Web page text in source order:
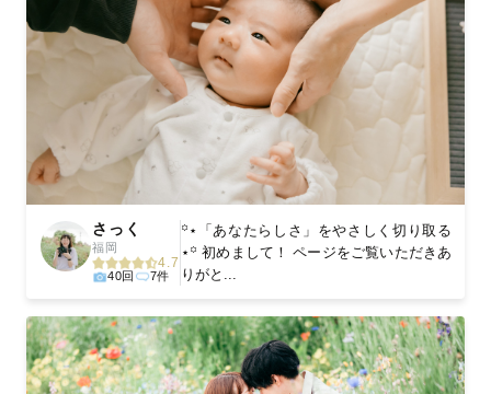
さっく
福岡
4.7
40回 7件
꙳⋆「あなたらしさ」をやさしく切り取る
⋆꙳ 初めまして！ ページをご覧いただきあ
りがと...